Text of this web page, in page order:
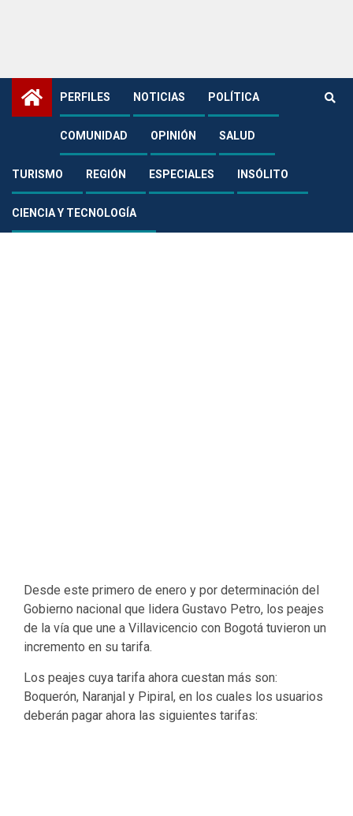
PERFILES NOTICIAS POLÍTICA
COMUNIDAD OPINIÓN SALUD
TURISMO REGIÓN ESPECIALES INSÓLITO
CIENCIA Y TECNOLOGÍA
Comunidad ¡Suben las tarifas de peajes en la vía al Llano!
enero 1, 2025
Desde este primero de enero y por determinación del
Gobierno nacional que lidera Gustavo Petro, los peajes
de la vía que une a Villavicencio con Bogotá tuvieron un
incremento en su tarifa.
Los peajes cuya tarifa ahora cuestan más son:
Boquerón, Naranjal y Pipiral, en los cuales los usuarios
deberán pagar ahora las siguientes tarifas: